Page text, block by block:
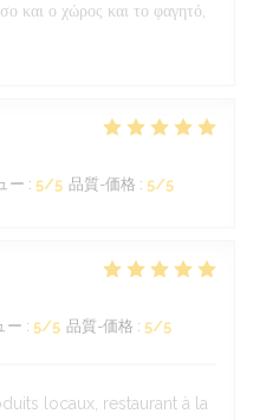
και ο χώρος και το φαγητό,
ー : 5/5 品質-価格 : 5/5
ー : 5/5 品質-価格 : 5/5
locaux, restaurant à la